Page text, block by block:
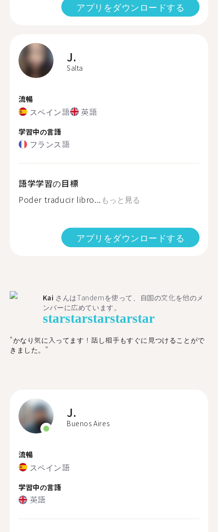
アプリをダウンロードする
J.
Salta
流暢
スペイン語 英語
学習中の言語
フランス語
語学学習の目標
Poder traducir libro... もっと見る
アプリをダウンロードする
Kai さんはTandemを使って、自国の文化を他のメ
ンバーに広めています。
starstarstarstarstar
"かなり気に入ってます！話し相手もすぐに見つけることがで
きました。"
J.
Buenos Aires
流暢
スペイン語
学習中の言語
英語